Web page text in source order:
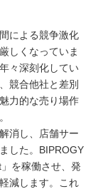
による競争激化
しくなっていま
々深刻化してい
競合他社と差別
力的な売り場作
消し、店舗サー
した。BIPROGY
を稼働させ、発
減します。これ